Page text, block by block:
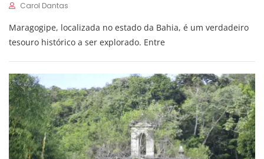
Carol Dantas
Maragogipe, localizada no estado da Bahia, é um verdadeiro
tesouro histórico a ser explorado. Entre